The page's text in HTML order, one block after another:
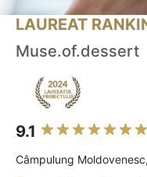
LAUREAT
Muse.of.dessert
9.1
Câmpulung